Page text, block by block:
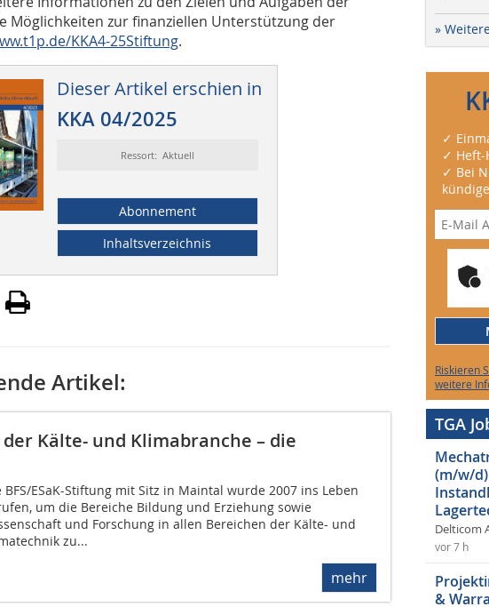
Möglichkeiten zur finanziellen Unterstützung der
KKA4-25Stiftung.
Dieser Artikel erschien in
KKA 04/2025
Ressort: Aktuell
Abonnement
Inhaltsverzeichnis
Artikel:
Kälte- und Klimabranche – die
BFS/ESaK-Stiftung mit Sitz in Maintal wurde 2007 ins Leben
um die Bereiche Bildung und Erziehung sowie
und Forschung in allen Bereichen der Kälte- und
zu...
mehr
»
✓
✓ Heft-
✓ Bei
Riskieren
weitere
TGA
(m/w/
Delticom
vor 7 h
&